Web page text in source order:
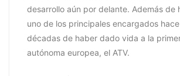
desarrollo aún por delante. Además de
uno de los principales encargados
décadas de haber dado vida a la
autónoma europea, el ATV.